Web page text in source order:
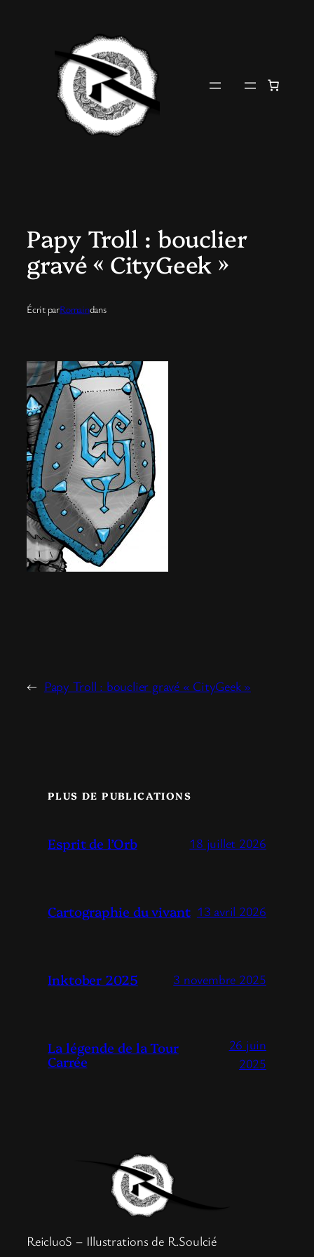
Papy Troll : bouclier
gravé « CityGeek »
Écrit parRomaindans
← Papy Troll : bouclier gravé « CityGeek »
PLUS DE PUBLICATIONS
Esprit de l’Orb 18 juillet 2026
Cartographie du vivant 13 avril 2026
Inktober 2025 3 novembre 2025
La légende de la Tour
Carrée
26 juin
2025
ReicluoS – Illustrations de R.Soulcié